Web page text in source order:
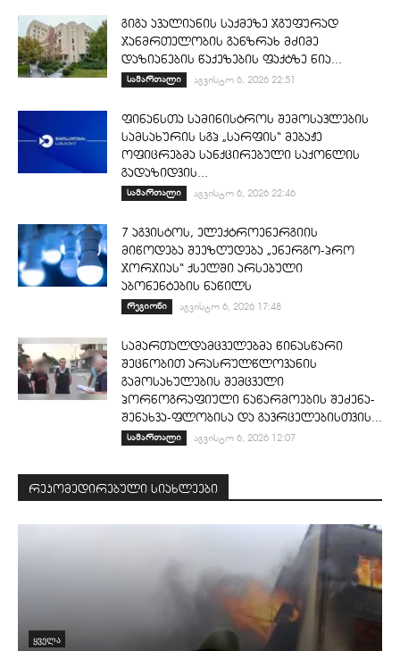
გიგა ავალიანის საქმეზე ჯგუფურად
ჯანმრთელობის განზრახ მძიმე
დაზიანების წაქეზების ფაქტზე ნია...
სამართალი აგვისტო 6, 2026 22:51
ფინანსთა სამინისტროს შემოსავლების
სამსახურის სგპ „სარფის“ მებაჟე
ოფიცრებმა სანქცირებული საქონლის
გადაზიდვის...
სამართალი აგვისტო 6, 2026 22:46
7 აგვისტოს, ელექტროენერგიის
მიწოდება შეეზღუდება „ენერგო-პრო
ჯორჯიას“ ქსელში არსებული
აბონენტების ნაწილს
რეგიონი აგვისტო 6, 2026 17:48
სამართალდამცველებმა წინასწარი
შეცნობით არასრულწლოვანის
გამოსახულების შემცველი
პორნოგრაფიული ნაწარმოების შეძენა-
შენახვა-ფლობისა და გავრცელებისთვის...
სამართალი აგვისტო 6, 2026 12:07
რეკომედირებული სიახლეები
ᲧᲕᲔᲚᲐ